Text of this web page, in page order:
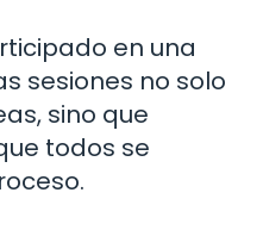
en una
sesiones no solo
sino que
todos se